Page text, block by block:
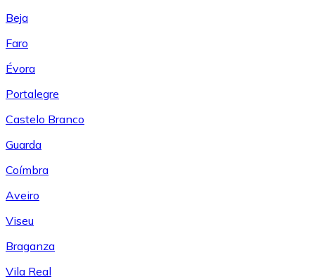
Beja
Faro
Évora
Portalegre
Castelo Branco
Guarda
Coímbra
Aveiro
Viseu
Braganza
Vila Real